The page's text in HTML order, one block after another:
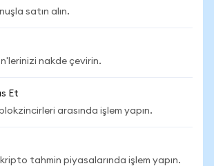
satın alın.
nakde çevirin.
Et
arasında işlem yapın.
tahmin piyasalarında işlem yapın.